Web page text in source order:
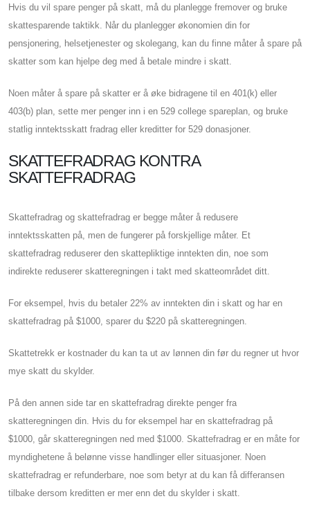
Hvis du vil spare penger på skatt, må du planlegge fremover og bruke
skattesparende taktikk. Når du planlegger økonomien din for
pensjonering, helsetjenester og skolegang, kan du finne måter å spare på
skatter som kan hjelpe deg med å betale mindre i skatt.
Noen måter å spare på skatter er å øke bidragene til en 401(k) eller
403(b) plan, sette mer penger inn i en 529 college spareplan, og bruke
statlig inntektsskatt fradrag eller kreditter for 529 donasjoner.
SKATTEFRADRAG KONTRA
SKATTEFRADRAG
Skattefradrag og skattefradrag er begge måter å redusere
inntektsskatten på, men de fungerer på forskjellige måter. Et
skattefradrag reduserer den skattepliktige inntekten din, noe som
indirekte reduserer skatteregningen i takt med skatteområdet ditt.
For eksempel, hvis du betaler 22% av inntekten din i skatt og har en
skattefradrag på $1000, sparer du $220 på skatteregningen.
Skattetrekk er kostnader du kan ta ut av lønnen din før du regner ut hvor
mye skatt du skylder.
På den annen side tar en skattefradrag direkte penger fra
skatteregningen din. Hvis du for eksempel har en skattefradrag på
$1000, går skatteregningen ned med $1000. Skattefradrag er en måte for
myndighetene å belønne visse handlinger eller situasjoner. Noen
skattefradrag er refunderbare, noe som betyr at du kan få differansen
tilbake dersom kreditten er mer enn det du skylder i skatt.